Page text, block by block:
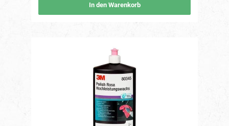
und bringt einen Glanz von 95 % zurück. Dank ihrer
Verschmutzungen nach dem Schleifen, Wiederherstellen
des Glanzes bei alten, matten Lacken, Auffrischen von
Scheinwerfern. • 1 Produkt von Anfang bis Ende • Auf
Wasserbasis • Für den Einsatz auf frischen und verwitterten
Lacken • Bis zu 50 % Zeitersparnis Angaben zur
Produktsicherheitsverordnung (GPSR) Verantwortliche
Person nach der GPSR Verantwortlich für dieses Produkt
ist der in der Europäischen Union niedergelassene
Wirtschaftsakteur: E.M.M. Deutschland GmbH
Bahnhofsplatz 2 d 65549 Limburg Germany T. +49 64 31 /
94 52 64 0 F. +49 64 31 / 94 52 64 11 Der für das Produkt
In den Warenkorb